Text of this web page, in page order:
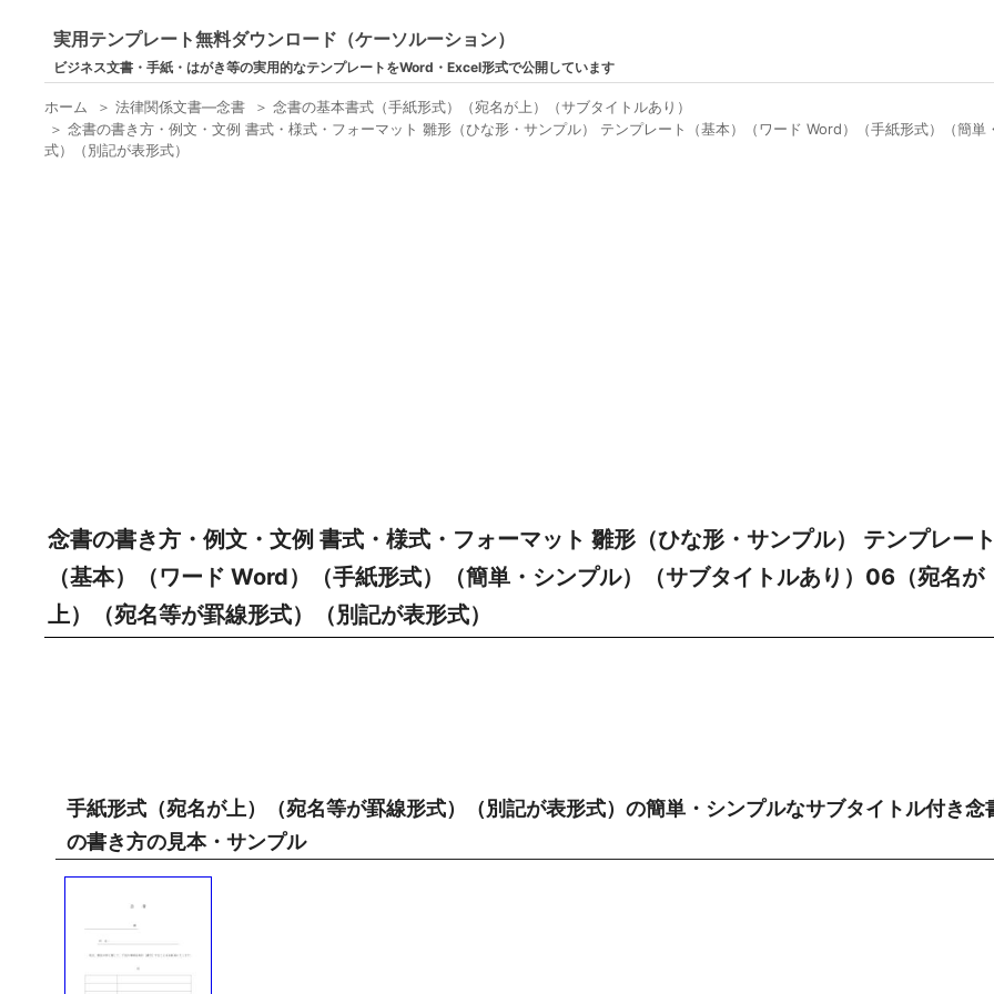
実用テンプレート無料ダウンロード（ケーソルーション）
ビジネス文書・手紙・はがき等の実用的なテンプレートをWord・Excel形式で公開しています
ホーム ＞法律関係文書―念書 ＞念書の基本書式（手紙形式）（宛名が上）（サブタイトルあり）
＞念書の書き方・例文・文例 書式・様式・フォーマット 雛形（ひな形・サンプル） テンプレート（基本）（ワード Word）（手紙形式）（簡
式）（別記が表形式）
念書の書き方・例文・文例 書式・様式・フォーマット 雛形（ひな形・サンプル） テンプレー
（基本）（ワード Word）（手紙形式）（簡単・シンプル）（サブタイトルあり）06（宛名が
上）（宛名等が罫線形式）（別記が表形式）
手紙形式（宛名が上）（宛名等が罫線形式）（別記が表形式）の簡単・シンプルなサブタイトル付き念
の書き方の見本・サンプル